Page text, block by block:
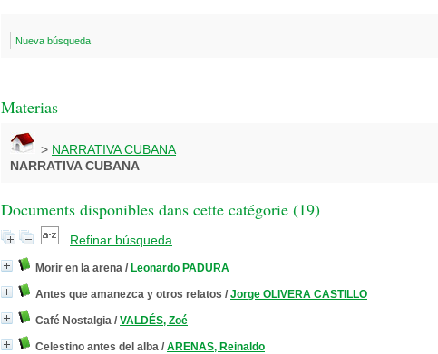
Nueva búsqueda
Materias
> NARRATIVA CUBANA
NARRATIVA CUBANA
Documents disponibles dans cette catégorie (19)
Refinar búsqueda
Morir en la arena / Leonardo PADURA
Antes que amanezca y otros relatos / Jorge OLIVERA CASTILLO
Café Nostalgia / VALDÉS, Zoé
Celestino antes del alba / ARENAS, Reinaldo